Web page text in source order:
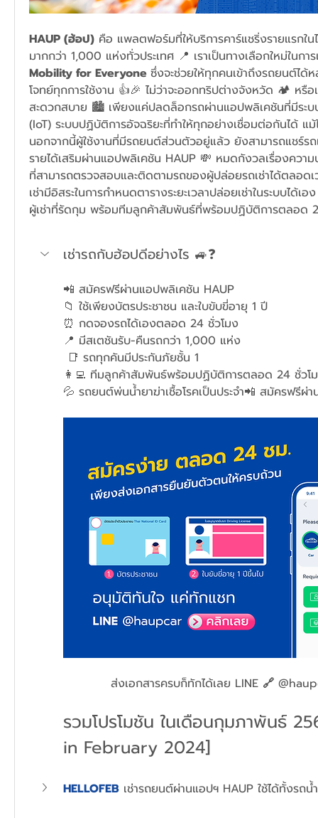
HAUP (ฮ้อป) คือ แพลตฟอร์มที่ให้บริการคาร์แชริ่งรายแรกใ
มากกว่า 1,000 แห่งทั่วประเทศ 📍 เราเป็นทางเลือกใหม่ในก
Mobility for Everyone ซึ่งจะช่วยให้ทุกคนเข้าถึงรถยนต์ได้
โจทย์ทุกการใช้งาน 👍🎉 ไม่ว่าจะออกทริปต่างจังหวัด 🏕 หรือ
สะดวกสบาย 🏙 เพียงแค่ปลดล็อกรถผ่านแอปพลิเคชันที่มีระ
(IoT) ระบบปฏิบัติการอัจฉริยะที่ทำให้ทุกอย่างเชื่อมต่อกันได้ แ
นอกจากนี้ผู้ใช้งานที่มีรถยนต์ส่วนตัวอยู่แล้ว ยังสามารถแชร์รถ
รายได้เสริมผ่านแอปพลิเคชัน HAUP 💸 หมดกังวลเรื่องควา
ที่สามารถตรวจสอบและติดตามรถของผู้ปล่อยรถเช่าได้ตลอด
เช่ามีอิสระในการกำหนดตารางระยะเวลาปล่อยเช่าในระบบได้
ผู้เช่าที่รัดกุม พร้อมทีมลูกค้าสัมพันธ์ที่พร้อมปฏิบัติการตลอด
เช่ารถกับฮ้อปดีอย่างไร 🚙❓
📲 สมัครฟรีผ่านแอปพลิเคชัน HAUP
📁 ใช้เพียงบัตรประชาชน และใบขับขี่อายุ 1 ปี
⏰ กดจองรถได้เองตลอด 24 ชั่วโมง
📍 มีสเตชันรับ-คืนรถกว่า 1,000 แห่ง
📑 รถทุกคันมีประกันภัยชั้น 1
👩‍💻 ทีมลูกค้าสัมพันธ์พร้อมปฏิบัติการตลอด 24 ชั่วโ
💦 รถยนต์พ่นน้ำยาฆ่าเชื้อโรคเป็นประจำ📲 สมัครฟรีผ่
ส่งเอกสารครบก็ทักได้เลย LINE 🔗
รวมโปรโมชัน ในเดือนกุมภาพันธ์
in February 2024]
HELLOFEB เช่ารถยนต์ผ่านแอปฯ HAUP ใช้ได้ทั้งรถ